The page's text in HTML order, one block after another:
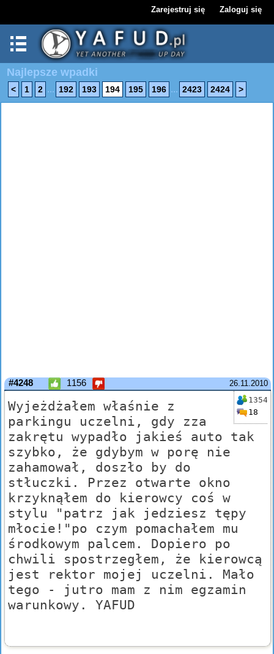
Zarejestruj się Zaloguj się
Najlepsze wpadki
< 1 2 ... 192 193 194 195 196 ... 2423 2424 >
26.11.2010
#4248 1156
1354
18
Wyjeżdżałem właśnie z
parkingu uczelni, gdy zza
zakrętu wypadło jakieś auto tak
szybko, że gdybym w porę nie
zahamował, doszło by do
stłuczki. Przez otwarte okno
krzyknąłem do kierowcy coś w
stylu "patrz jak jedziesz tępy
młocie!"po czym pomachałem mu
środkowym palcem. Dopiero po
chwili spostrzegłem, że kierowcą
jest rektor mojej uczelni. Mało
tego - jutro mam z nim egzamin
warunkowy. YAFUD